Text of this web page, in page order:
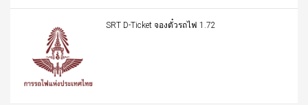
SRT D-Ticket จองตั๋วรถไฟ 1.72